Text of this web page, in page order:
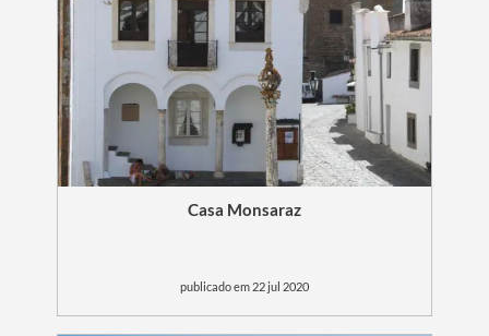
Casa Monsaraz
publicado em 22 jul 2020